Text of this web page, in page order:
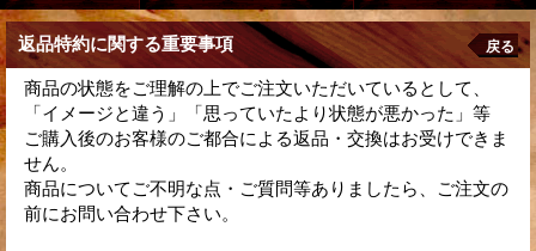
返品特約に関する重要事項 戻る
商品の状態をご理解の上でご注文いただいているとして、
「イメージと違う」「思っていたより状態が悪かった」等
ご購入後のお客様のご都合による返品・交換はお受けできま
せん。
商品についてご不明な点・ご質問等ありましたら、ご注文の
前にお問い合わせ下さい。